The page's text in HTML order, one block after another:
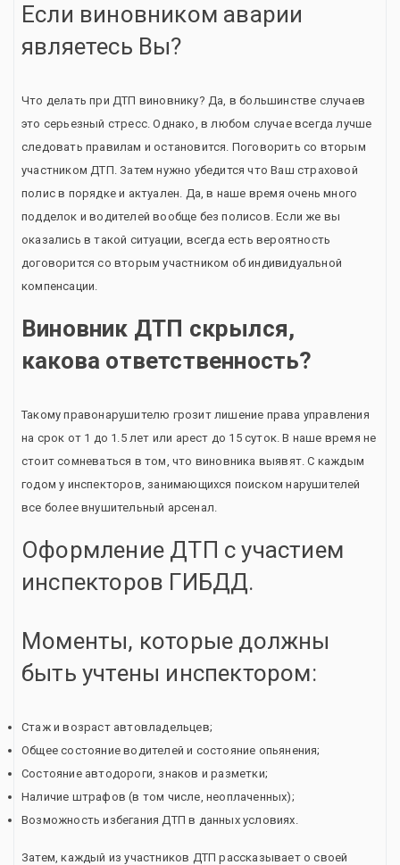
Если виновником аварии
являетесь Вы?
Что делать при ДТП виновнику? Да, в большинстве случаев
это серьезный стресс. Однако, в любом случае всегда лучше
следовать правилам и остановится. Поговорить со вторым
участником ДТП. Затем нужно убедится что Ваш страховой
полис в порядке и актуален. Да, в наше время очень много
подделок и водителей вообще без полисов. Если же вы
оказались в такой ситуации, всегда есть вероятность
договорится со вторым участником об индивидуальной
компенсации.
Виновник ДТП скрылся,
какова ответственность?
Такому правонарушителю грозит лишение права управления
на срок от 1 до 1.5 лет или арест до 15 суток. В наше время не
стоит сомневаться в том, что виновника выявят. С каждым
годом у инспекторов, занимающихся поиском нарушителей
все более внушительный арсенал.
Оформление ДТП с участием
инспекторов ГИБДД.
Моменты, которые должны
быть учтены инспектором:
Стаж и возраст автовладельцев;
Общее состояние водителей и состояние опьянения;
Состояние автодороги, знаков и разметки;
Наличие штрафов (в том числе, неоплаченных);
Возможность избегания ДТП в данных условиях.
Затем, каждый из участников ДТП рассказывает о своей